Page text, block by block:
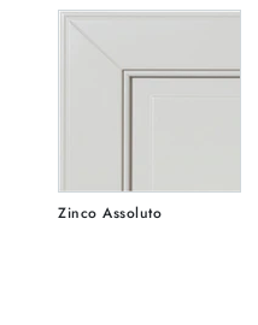
Zinco Assoluto